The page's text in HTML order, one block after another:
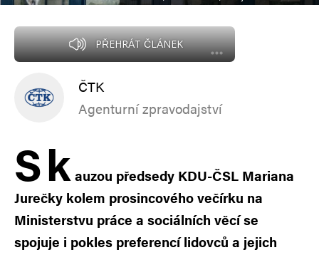
PŘEHRÁT ČLÁNEK
ČTK
Agenturní zpravodajství
Sk auzou předsedy KDU-ČSL Mariana
Jurečky kolem prosincového večírku na
Ministerstvu práce a sociálních věcí se
spojuje i pokles preferencí lidovců a jejich